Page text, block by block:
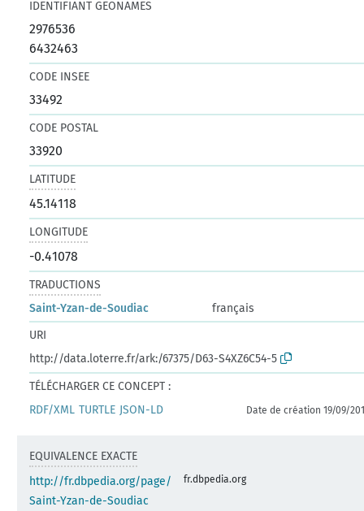
IDENTIFIANT GEONAMES
2976536
6432463
CODE INSEE
33492
CODE POSTAL
33920
LATITUDE
45.14118
LONGITUDE
-0.41078
TRADUCTIONS
Saint-Yzan-de-Soudiac
français
URI
http://data.loterre.fr/ark:/67375/D63-S4XZ6C54-5
TÉLÉCHARGER CE CONCEPT :
RDF/XML TURTLE JSON-LD Date de création 19/09/
EQUIVALENCE EXACTE
http://fr.dbpedia.org/page/
Saint-Yzan-de-Soudiac
fr.dbpedia.org